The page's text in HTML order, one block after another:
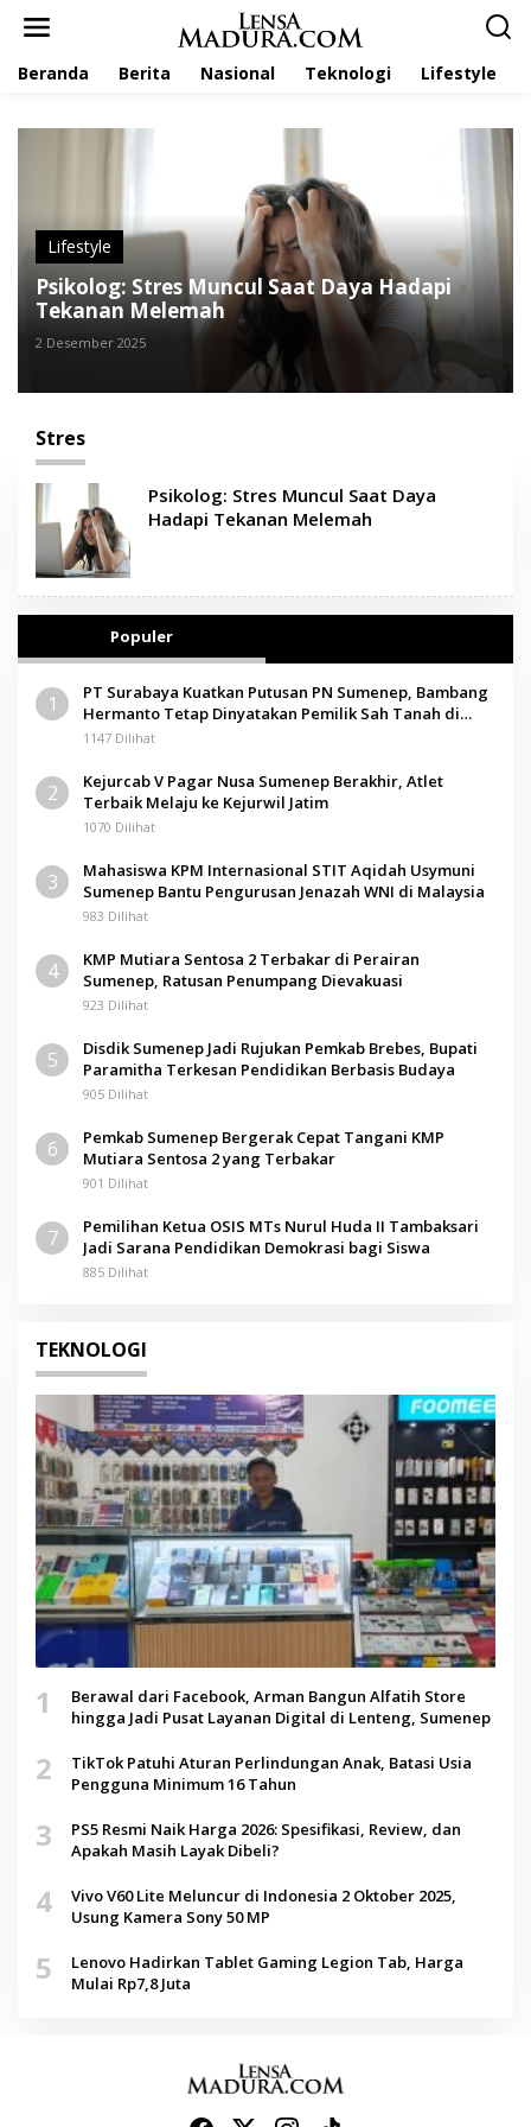
Beranda Berita Nasional Teknologi Lifestyle
Lifestyle
Psikolog: Stres Muncul Saat Daya Hadapi
Tekanan Melemah
2 Desember 2025
Stres
Psikolog: Stres Muncul Saat Daya
Hadapi Tekanan Melemah
Populer
1
PT Surabaya Kuatkan Putusan PN Sumenep, Bambang
Hermanto Tetap Dinyatakan Pemilik Sah Tanah di
Pamolokan
1147 Dilihat
2
Kejurcab V Pagar Nusa Sumenep Berakhir, Atlet
Terbaik Melaju ke Kejurwil Jatim
1070 Dilihat
3
Mahasiswa KPM Internasional STIT Aqidah Usymuni
Sumenep Bantu Pengurusan Jenazah WNI di Malaysia
983 Dilihat
4
KMP Mutiara Sentosa 2 Terbakar di Perairan
Sumenep, Ratusan Penumpang Dievakuasi
923 Dilihat
5
Disdik Sumenep Jadi Rujukan Pemkab Brebes, Bupati
Paramitha Terkesan Pendidikan Berbasis Budaya
905 Dilihat
6
Pemkab Sumenep Bergerak Cepat Tangani KMP
Mutiara Sentosa 2 yang Terbakar
901 Dilihat
7
Pemilihan Ketua OSIS MTs Nurul Huda II Tambaksari
Jadi Sarana Pendidikan Demokrasi bagi Siswa
885 Dilihat
TEKNOLOGI
1
Berawal dari Facebook, Arman Bangun Alfatih Store
hingga Jadi Pusat Layanan Digital di Lenteng, Sumenep
2
TikTok Patuhi Aturan Perlindungan Anak, Batasi Usia
Pengguna Minimum 16 Tahun
3
PS5 Resmi Naik Harga 2026: Spesifikasi, Review, dan
Apakah Masih Layak Dibeli?
4
Vivo V60 Lite Meluncur di Indonesia 2 Oktober 2025,
Usung Kamera Sony 50 MP
5
Lenovo Hadirkan Tablet Gaming Legion Tab, Harga
Mulai Rp7,8 Juta